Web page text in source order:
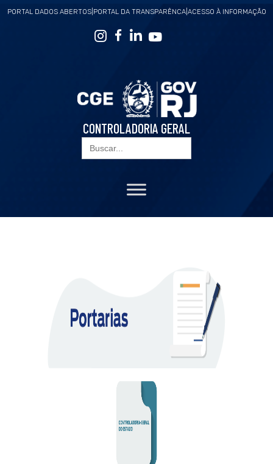
PORTAL DADOS ABERTOS| PORTAL DA TRANSPARÊNCA| ACESSO À INFORMAÇÃO
CONTROLADORIA GERAL
Search
for: